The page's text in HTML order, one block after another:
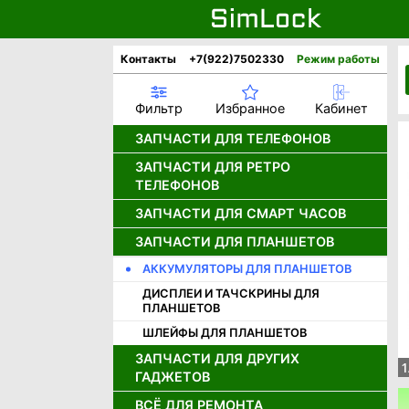
Контакты +7(922)7502330 Режим работы
Фильтр Избранное
Кабинет
ЗАПЧАСТИ ДЛЯ ТЕЛЕФОНОВ
АККУМУЛЯТОРЫ
ДИСПЛЕИ
ДИНАМИКИ
КАМЕРЫ
НИЖНИЕ ПЛАТЫ И РАЗЪЕМЫ
ШЛЕЙФЫ
КОРПУСНЫЕ ЧАСТИ APPLE
КОРПУСНЫЕ ЧАСТИ HUAWEI /
HONOR
КОРПУСНЫЕ ЧАСТИ INFINIX
КОРПУСНЫЕ ЧАСТИ ONEPLUS
ЗАПЧАСТИ ДЛЯ РЕТРО
ТЕЛЕФОНОВ
ДЖОЙСТИКИ ДЛЯ РЕТРО
ТЕЛЕФОНОВ
ДИНАМИКИ ДЛЯ РЕТРО
ТЕЛЕФОНОВ
ДИСПЛЕИ ДЛЯ РЕТРО ТЕЛЕФОНОВ
ЗАРЯДНЫЕ УСТРОЙСТВА
КНОПКИ ВКЛЮЧЕНИЯ
КОРПУСА ALCATEL, ERICSSON, LG
КОРПУСА MOTOROLA
ЗАПЧАСТИ ДЛЯ СМАРТ ЧАСОВ
ДИСПЛЕИ ДЛЯ СМАРТ ЧАСОВ
АККУМУЛЯТОРЫ ДЛЯ СМАРТ
ЗАПЧАСТИ ДЛЯ ПЛАНШЕТОВ
АККУМУЛЯТОРЫ ДЛЯ ПЛАНШЕТОВ
ДИСПЛЕИ И ТАЧСКРИНЫ ДЛЯ
ПЛАНШЕТОВ
ШЛЕЙФЫ ДЛЯ ПЛАНШЕТОВ
ЗАПЧАСТИ ДЛЯ ДРУГИХ
ГАДЖЕТОВ
ЗАПЧАСТИ ДЛЯ ИГРОВЫХ
ВСЁ ДЛЯ РЕМОНТА